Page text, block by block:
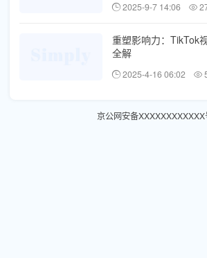
2025-9-7 14:06
重塑影响力：TikTok
全解
2025-4-16 06:02
京公网安备XXXXXXXXXXXX